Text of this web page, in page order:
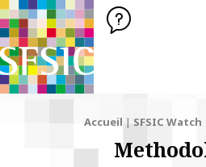
SFSIC Société Française des
Société
Accueil | SFSIC Watch